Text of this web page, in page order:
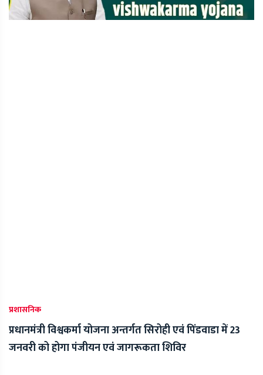
प्रशासनिक
प्रधानमंत्री विश्वकर्मा योजना अन्तर्गत सिरोही एवं पिंडवाडा में 23
जनवरी को होगा पंजीयन एवं जागरूकता शिविर